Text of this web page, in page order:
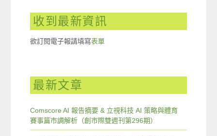
收到最新資訊
欲訂閱電子報請填寫表單
最新文章
Comscore AI 報告摘要 & 立視科技 AI 策略與體育
賽事篇市調解析（創市際雙週刊第296期）